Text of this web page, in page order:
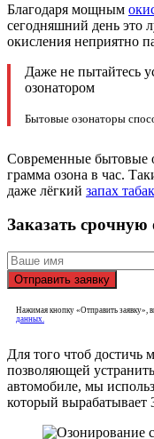
Благодаря мощным
сегодняшний день это
окисления неприятно
Даже не пытайтесь
озонатором
Бытовые озонаторы
Современные бытовые
грамма озона в час.
даже лёгкий запах
Заказать срочную
Отправить заявку
Нажимая кнопку «Отправить заявку»,
данных.
Для того чтоб достичь
позволяющей
автомобиле, мы
который вырабатывает